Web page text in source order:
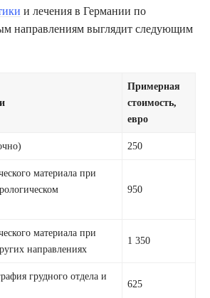
и лечения в Германии по
направлениям выглядит следующим
Примерная
стоимость,
евро
250
материала при
950
материала при
направлениях
1 350
грудного отдела и
625